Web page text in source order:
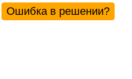
Ошибка в решении?